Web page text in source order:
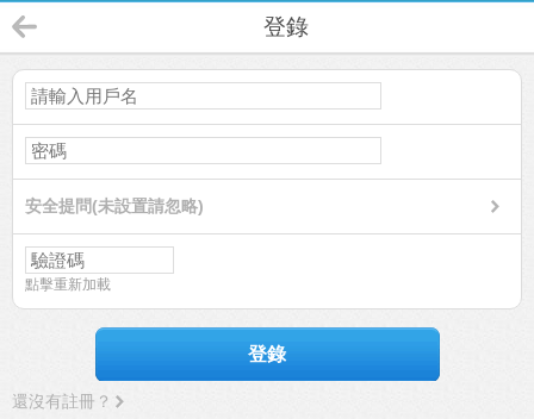
登錄
安全提問(未設置請忽略)
點擊重新加載
登錄
還沒有註冊？